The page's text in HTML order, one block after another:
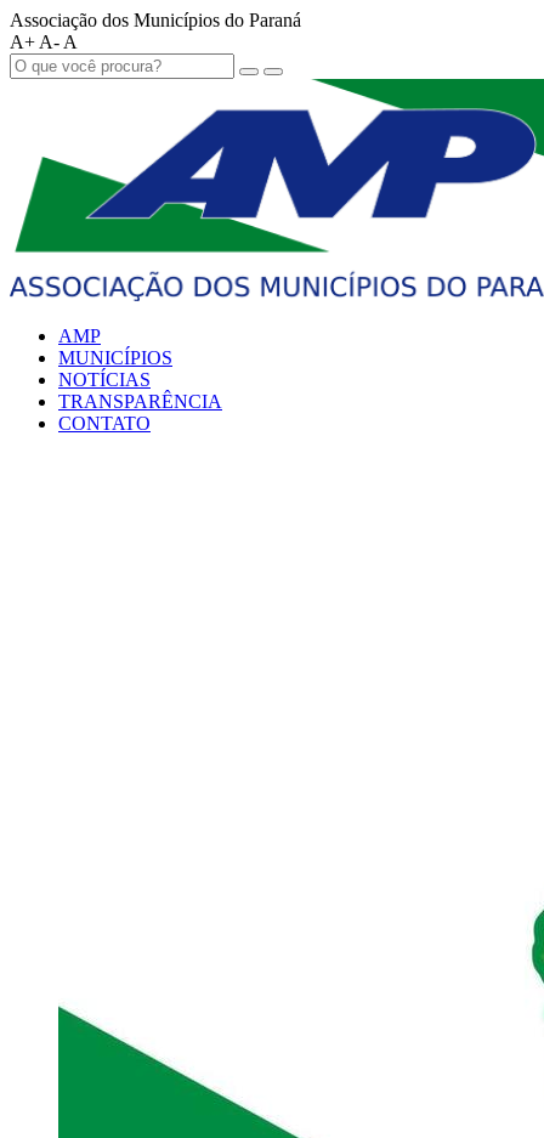
Associação dos Municípios do Paraná
A+ A- A
AMP
MUNICÍPIOS
NOTÍCIAS
TRANSPARÊNCIA
CONTATO